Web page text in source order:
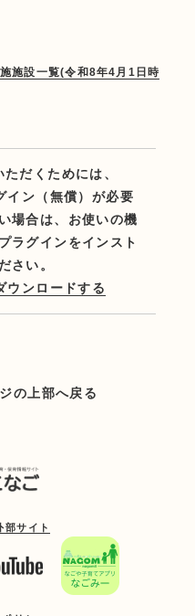
施設一覧(令和8年4月1日時
だくためには、
ン（無償）が必要
場合は、お使いの機
ラグインをインスト
さい。
ンロードする
の上部へ戻る
部サイト